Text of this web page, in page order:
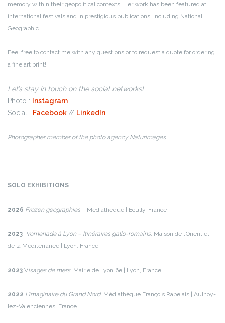
memory within their geopolitical contexts. Her work has been featured at
international festivals and in prestigious publications, including National
Geographic.
Feel free to contact me with any questions or to request a quote for ordering
a fine art print!
Let’s stay in touch on the social networks!
Photo :
Instagram
Social : Facebook // LinkedIn
—
Photographer member of the photo agency Naturimages
SOLO EXHIBITIONS
2026 Frozen geographies– Médiathèque | Ecully, France
2023 Promenade à Lyon – Itinéraires gallo-romains, Maison de l’Orient et
de la Méditerranée | Lyon, France
2023 Visages de mers, Mairie de Lyon 6e | Lyon, France
2022 L’imaginaire du Grand Nord, Médiathèque François Rabelais | Aulnoy-
lez-Valenciennes, France